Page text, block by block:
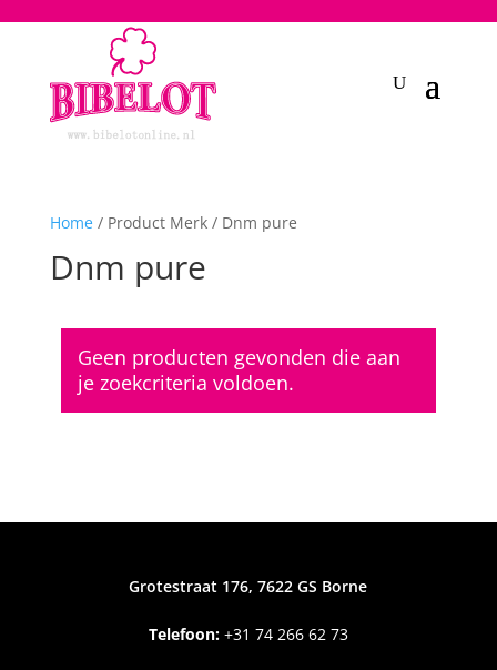
Home/ Product Merk / Dnm pure
Dnm pure
Geen producten gevonden die aan
je zoekcriteria voldoen.
Grotestraat 176, 7622 GS Borne
Telefoon:+31 74 266 62 73